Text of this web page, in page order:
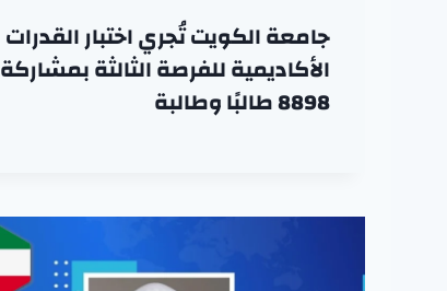
جامعة الكويت تُجري اختبار القدرات
الأكاديمية للفرصة الثالثة بمشاركة
8898 طالبًا وطالبة